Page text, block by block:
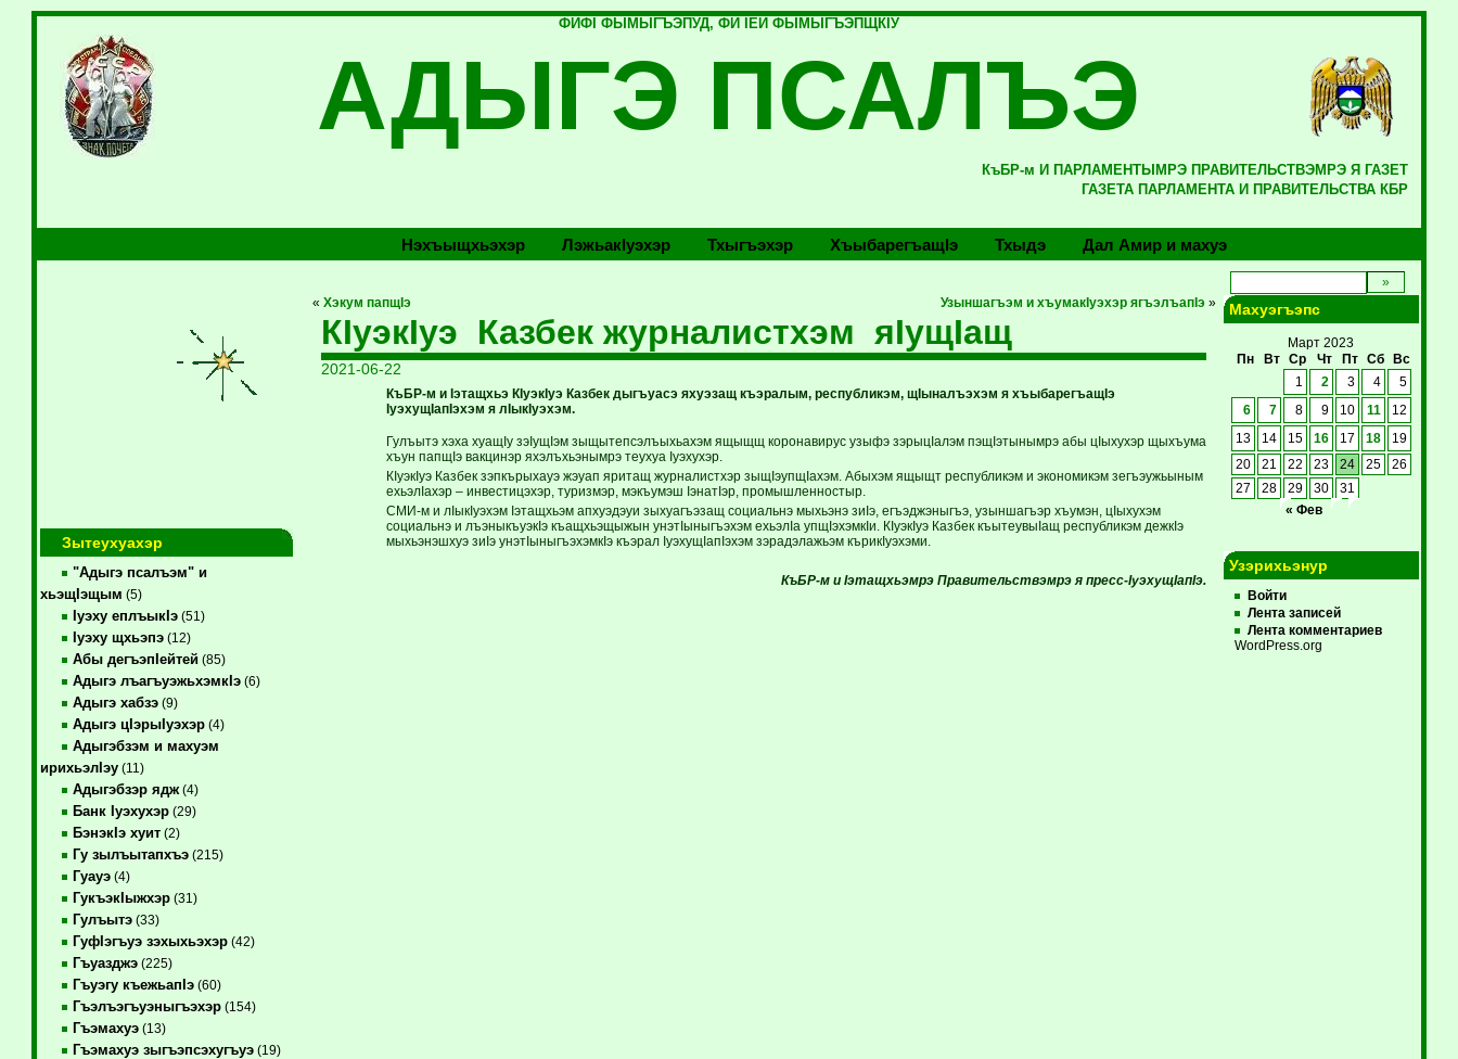
ФИФI ФЫМЫГЪЭПУД, ФИ IЕЙ ФЫМЫГЪЭПЩКIУ
АДЫГЭ ПСАЛЪЭ
КъБР-м И ПАРЛАМЕНТЫМРЭ ПРАВИТЕЛЬСТВЭМРЭ Я ГАЗЕТ
ГАЗЕТА ПАРЛАМЕНТА И ПРАВИТЕЛЬСТВА КБР
Нэхъыщхьэхэр Лэжьакlуэхэр Тхыгъэхэр Хъыбарегъащlэ Тхыдэ Дал Амир и махуэ
Зытеухуахэр
"Адыгэ псалъэм" и
хьэщIэщым (5)
Iуэху еплъыкIэ(51)
Iуэху щхьэпэ(12)
Абы дегъэпIейтей(85)
Адыгэ лъагъуэжьхэмкIэ(6)
Адыгэ хабзэ(9)
Адыгэ цIэрыIуэхэр(4)
Адыгэбзэм и махуэм
ирихьэлIэу(11)
Адыгэбзэр ядж(4)
Банк Iуэхухэр(29)
БэнэкIэ хуит(2)
Гу зылъытапхъэ(215)
Гуауэ(4)
ГукъэкIыжхэр(31)
Гулъытэ(33)
ГуфIэгъуэ зэхыхьэхэр(42)
Гъуазджэ(225)
Гъуэгу къежьапIэ(60)
Гъэлъэгъуэныгъэхэр(154)
Гъэмахуэ(13)
Гъэмахуэ зыгъэпсэхугъуэ(19)
« Хэкум папщIэ Узыншагъэм и хъумакIуэхэр ягъэлъапIэ»
КIуэкIуэ Казбек журналистхэм яIущIащ
2021-06-22
КъБР-м и Iэтащхьэ КIуэкIуэ Казбек дыгъуасэ яхуэзащ къэралым, республикэм, щIыналъэхэм я хъыбарегъащIэ
IуэхущIапIэхэм я лIыкIуэхэм.
Гулъытэ хэха хуащIу зэIущIэм зыщытепсэлъыхьахэм ящыщщ коронавирус узыфэ зэрыцIалэм пэщIэтынымрэ абы цIыхухэр щыхъума
хъун папщIэ вакцинэр яхэлъхьэнымрэ теухуа Iуэхухэр.
КIуэкIуэ Казбек зэпкърыхауэ жэуап яритащ журналистхэр зыщIэупщIахэм. Абыхэм ящыщт республикэм и экономикэм зегъэужьыным
ехьэлIахэр – инвестицэхэр, туризмэр, мэкъумэш IэнатIэр, промышленностыр.
СМИ-м и лIыкIуэхэм Iэтащхьэм апхуэдэуи зыхуагъэзащ социальнэ мыхьэнэ зиIэ, егъэджэныгъэ, узыншагъэр хъумэн, цIыхухэм
социальнэ и лъэныкъуэкIэ къащхьэщыжын унэтIыныгъэхэм ехьэлIа упщIэхэмкIи. КIуэкIуэ Казбек къытеувыIащ республикэм дежкIэ
мыхьэнэшхуэ зиIэ унэтIыныгъэхэмкIэ къэрал IуэхущIапIэхэм зэрадэлажьэм кърикIуэхэми.
КъБР-м и Iэтащхьэмрэ Правительствэмрэ я пресс-IуэхущIапIэ.
Махуэгъэпс
Март 2023
Пн
Вт Ср Чт Пт Сб
Вс
1
2 3 4 5
6 7 8 9 10 11 12
13 14 15 16 17 18
19
20
21 22 23 24 25
26
27
28 29 30
31
« Фев
Узэрихьэнур
Войти
Лента записей
Лента комментариев
WordPress.org